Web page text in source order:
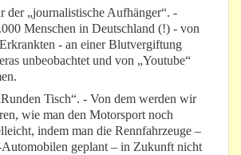
der „journalistische Aufhänger“. -
Menschen in Deutschland (!) - von
- an einer Blutvergiftung
unbeobachtet und von „Youtube“
Tisch“. - Von dem werden wir
wie man den Motorsport noch
indem man die Rennfahrzeuge –
geplant – in Zukunft nicht